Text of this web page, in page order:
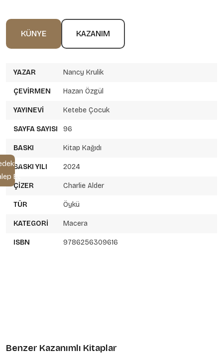
KÜNYE KAZANIM
YAZAR Nancy Krulik
ÇEVIRMEN Hazan Özgül
YAYINEVI Ketebe Çocuk
SAYFA SAYISI 96
BASKI Kitap Kağıdı
BASKI YILI 2024
ÇIZER Charlie Alder
TÜR Öykü
KATEGORI Macera
ISBN 9786256309616
Benzer Kazanımlı Kitaplar
Et